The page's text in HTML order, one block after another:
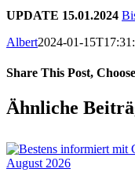
UPDATE 15.01.2024
Albert2024-01-
Share This Post,
Facebook
X
WhatsApp
Pinterest
E-
Mail
Ähnliche